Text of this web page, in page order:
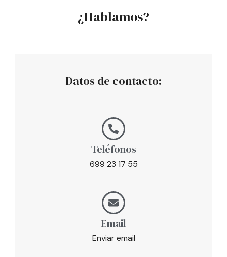
¿Hablamos?
Datos de contacto:
Teléfonos
699 23 17 55
Email
Enviar email